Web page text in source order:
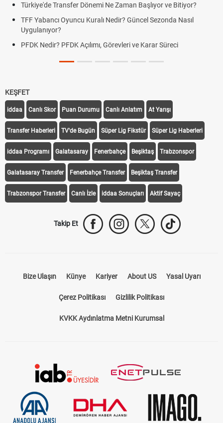
Transfer Dönemi Ne Zaman Başlıyor ve Bitiyor?
Yabancı Oyuncu Kuralı Nedir? Güncel Sezonda Nasıl
Nedir? PFDK Açılımı, Görevleri ve Karar Süreci
KEŞFET
iddaa Canlı Skor Puan Durumu Canlı Anlatım At Yarışı
Transfer Haberleri TV'de Bugün Süper Lig Fikstür Süper Lig Haberleri
iddaa Programı Galatasaray Fenerbahçe Beşiktaş Trabzonspor
Galatasaray Transfer Fenerbahçe Transfer Beşiktaş Transfer
Trabzonspor Transfer Canlı İzle iddaa Sonuçları Aktif Sayaç